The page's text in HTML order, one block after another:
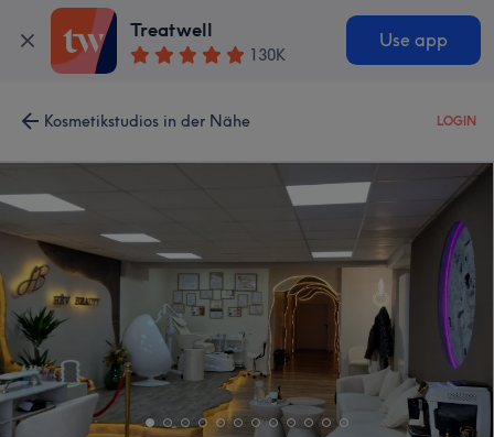
Treatwell
130K
Use app
Kosmetikstudios in der Nähe LOGIN